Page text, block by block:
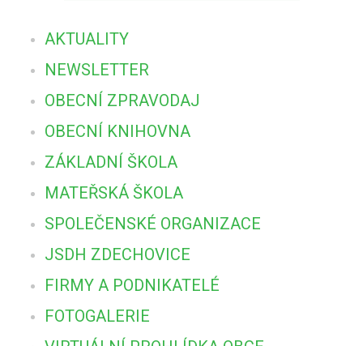
AKTUALITY
NEWSLETTER
OBECNÍ ZPRAVODAJ
OBECNÍ KNIHOVNA
ZÁKLADNÍ ŠKOLA
MATEŘSKÁ ŠKOLA
SPOLEČENSKÉ ORGANIZACE
JSDH ZDECHOVICE
FIRMY A PODNIKATELÉ
FOTOGALERIE